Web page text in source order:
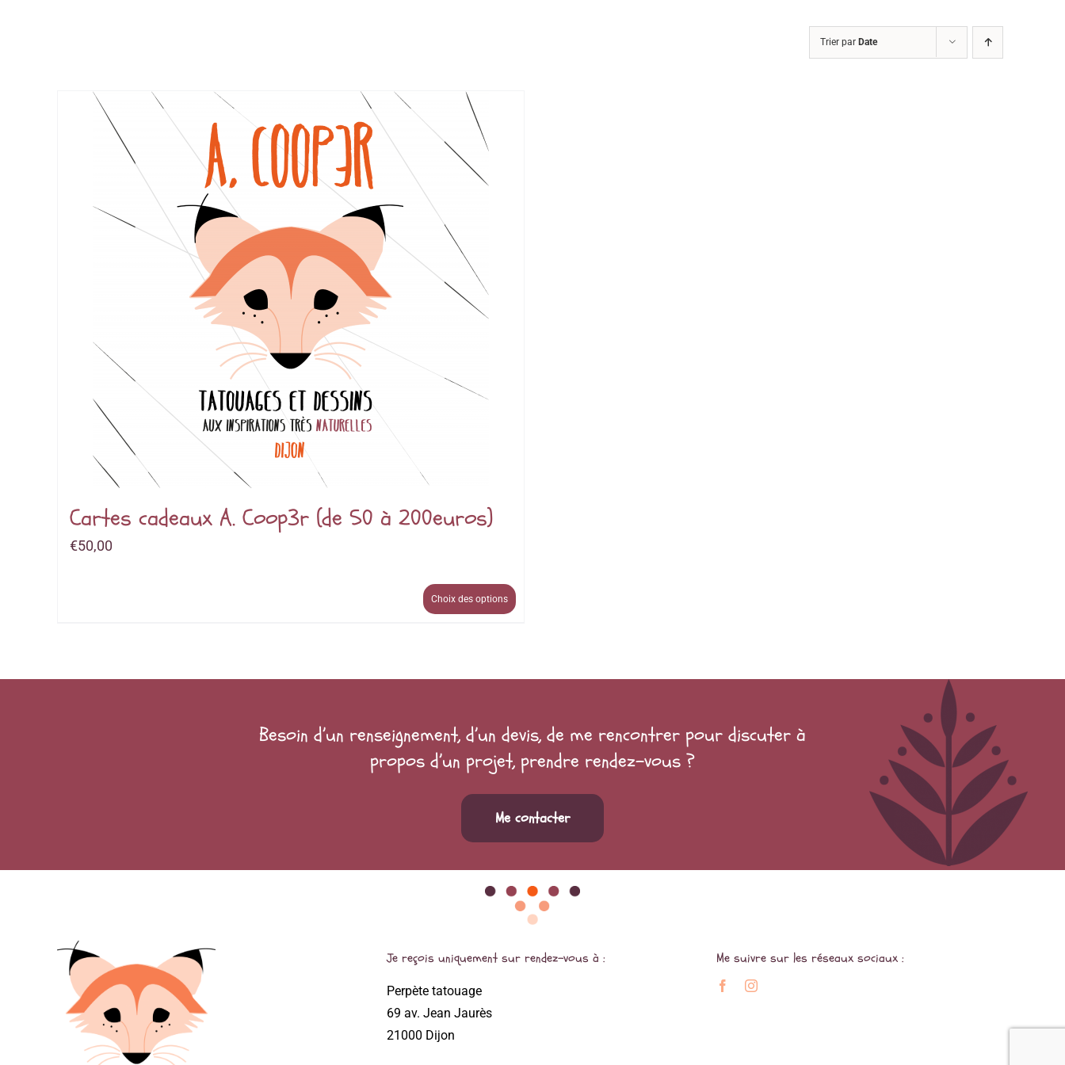
Trier par Date
Cartes cadeaux A. Coop3r (de 50 à 200euros)
€50,00
Choix des options
Besoin d’un renseignement, d’un devis, de me rencontrer pour discuter à
propos d’un projet, prendre rendez-vous ?
Me contacter
Je reçois uniquement sur rendez-vous à :
Perpète tatouage
69 av. Jean Jaurès
21000 Dijon
Me suivre sur les réseaux sociaux :